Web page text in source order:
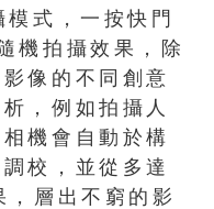
式，一按快門
機拍攝效果，除
像的不同創意
，例如拍攝人
機會自動於構
校，並從多達
層出不窮的影